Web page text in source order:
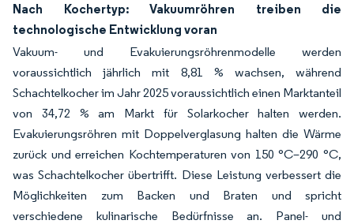
Nach Kochertyp: Vakuumröhren treiben die
technologische Entwicklung voran
Vakuum- und Evakuierungsröhrenmodelle werden
voraussichtlich jährlich mit 8,81 % wachsen, während
Schachtelkocher im Jahr 2025 voraussichtlich einen Marktanteil
von 34,72 % am Markt für Solarkocher halten werden.
Evakuierungsröhren mit Doppelverglasung halten die Wärme
zurück und erreichen Kochtemperaturen von 150 °C–290 °C,
was Schachtelkocher übertrifft. Diese Leistung verbessert die
Möglichkeiten zum Backen und Braten und spricht
verschiedene kulinarische Bedürfnisse an. Panel- und